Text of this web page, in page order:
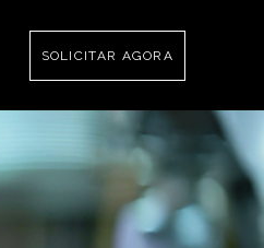
SOLICITAR AGORA